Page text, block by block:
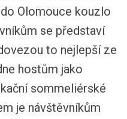
Olomouce kouzlo
se představí
to nejlepší ze
hostům jako
sommeliérské
je návštěvníkům